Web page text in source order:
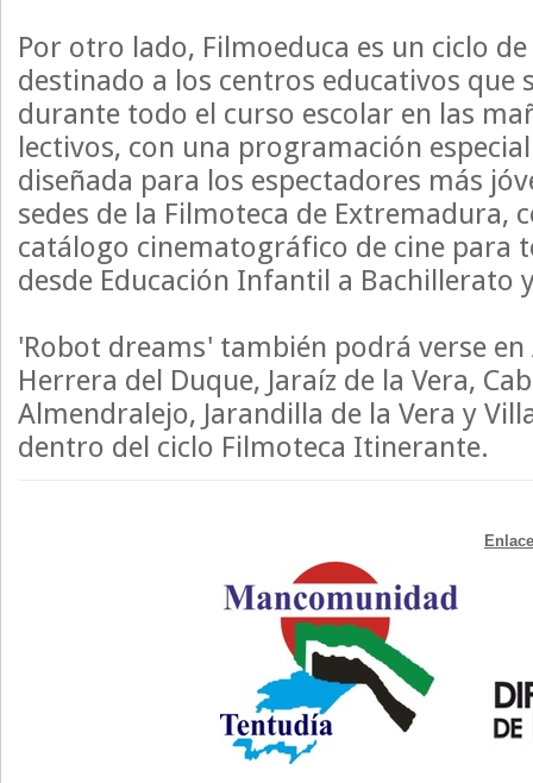
Por otro lado, Filmoeduca es un ciclo
destinado a los centros educativos que
durante todo el curso escolar en las
lectivos, con una programación
diseñada para los espectadores más
sedes de la Filmoteca de Extremadura,
catálogo cinematográfico de cine para
desde Educación Infantil a Bachillerato
'Robot dreams' también podrá verse en
Herrera del Duque, Jaraíz de la Vera,
Almendralejo, Jarandilla de la Vera y
dentro del ciclo Filmoteca Itinerante.